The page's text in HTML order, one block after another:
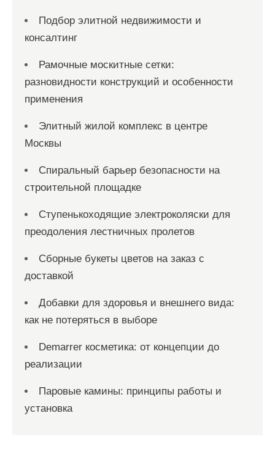
Подбор элитной недвижимости и
консалтинг
Рамочные москитные сетки:
разновидности конструкций и особенности
применения
Элитный жилой комплекс в центре
Москвы
Спиральный барьер безопасности на
строительной площадке
Ступенькоходящие электроколяски для
преодоления лестничных пролетов
Сборные букеты цветов на заказ с
доставкой
Добавки для здоровья и внешнего вида:
как не потеряться в выборе
Demarrer косметика: от концепции до
реализации
Паровые камины: принципы работы и
установка